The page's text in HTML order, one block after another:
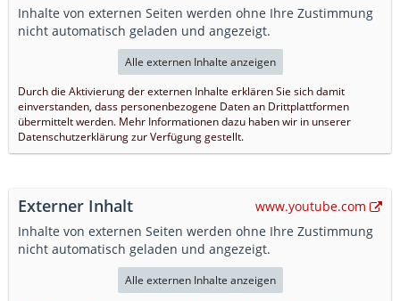
Inhalte von externen Seiten werden ohne Ihre Zustimmung
nicht automatisch geladen und angezeigt.
Alle externen Inhalte anzeigen
Durch die Aktivierung der externen Inhalte erklären Sie sich damit
einverstanden, dass personenbezogene Daten an Drittplattformen
übermittelt werden. Mehr Informationen dazu haben wir in unserer
Datenschutzerklärung zur Verfügung gestellt.
Externer Inhalt
www.youtube.com
Inhalte von externen Seiten werden ohne Ihre Zustimmung
nicht automatisch geladen und angezeigt.
Alle externen Inhalte anzeigen